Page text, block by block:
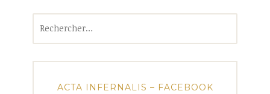
ACTA INFERNALIS – FACEBOOK